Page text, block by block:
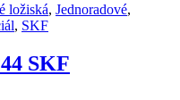
ložiská, Jednoradové,
, SKF
SKF